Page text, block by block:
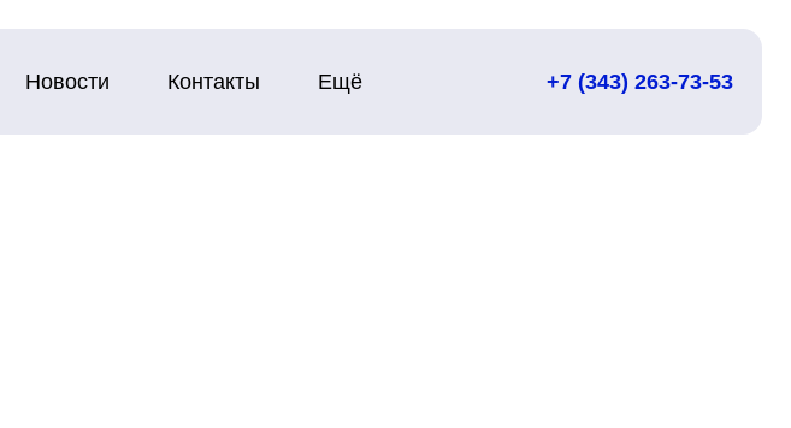
Новости Контакты Ещё +7 (343) 263-73-53